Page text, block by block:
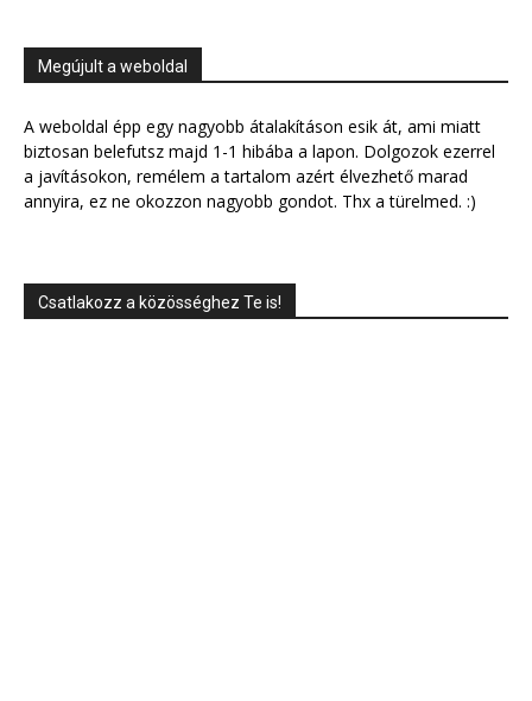
Megújult a weboldal
A weboldal épp egy nagyobb átalakításon esik át, ami miatt
biztosan belefutsz majd 1-1 hibába a lapon. Dolgozok ezerrel
a javításokon, remélem a tartalom azért élvezhető marad
annyira, ez ne okozzon nagyobb gondot. Thx a türelmed. :)
Csatlakozz a közösséghez Te is!